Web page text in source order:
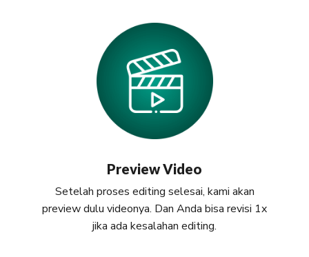
Preview Video
Setelah proses editing selesai, kami akan
preview dulu videonya. Dan Anda bisa revisi 1x
jika ada kesalahan editing.